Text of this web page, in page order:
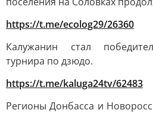
https://t.me/ecolog29/26360
Калужанин стал
турнира по дзюдо.
https://t.me/kaluga24tv/62483
Регионы Донбасса и